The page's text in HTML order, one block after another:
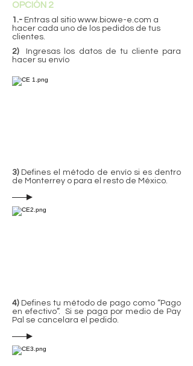
OPCIÓN 2
1.- Entras al sitio www.biowe-e.com a
hacer cada uno de los pedidos de tus
clientes.
2)Ingresas los datos de tu cliente para
hacer su envío
3)Defines el método de envío si es dentro
de Monterrey o para el resto de México.
4)Defines tu método de pago como “Pago
en efectivo”. Si se paga por medio de Pay
Pal se cancelara el pedido.